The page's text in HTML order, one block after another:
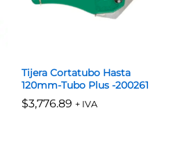
Tijera Cortatubo Hasta
120mm-Tubo Plus -200261
$3,776.89 + IVA